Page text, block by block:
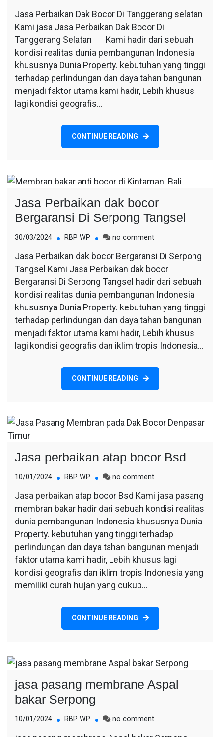
Perbaikan
Dak
Bocor
Tanggerang
selatan
Jasa Perbaikan Dak Bocor Di Tanggerang selatan
Kami jasa Jasa Perbaikan Dak Bocor Di
Tanggerang Selatan Kami hadir dari sebuah
kondisi realitas dunia pembangunan Indonesia
khususnya Dunia Property. kebutuhan yang tinggi
terhadap perlindungan dan daya tahan bangunan
menjadi faktor utama kami hadir, Lebih khusus
lagi kondisi geografis…
CONTINUE READING
Jasa Perbaikan dak bocor
Bergaransi Di Serpong Tangsel
30/03/2024 RBP WP no commenton
Perbaikan
dak
bocor
Di
Serpong
Tangsel
Jasa Perbaikan dak bocor Bergaransi Di Serpong
Tangsel Kami Jasa Perbaikan dak bocor
Bergaransi Di Serpong Tangsel hadir dari sebuah
kondisi realitas dunia pembangunan Indonesia
khususnya Dunia Property. kebutuhan yang tinggi
terhadap perlindungan dan daya tahan bangunan
menjadi faktor utama kami hadir, Lebih khusus
lagi kondisi geografis dan iklim tropis Indonesia…
CONTINUE READING
Jasa perbaikan atap bocor Bsd
10/01/2024 RBP WP no commenton
perbaikan
atap
bocor
Jasa perbaikan atap bocor Bsd Kami jasa pasang
membran bakar hadir dari sebuah kondisi realitas
dunia pembangunan Indonesia khususnya Dunia
Property. kebutuhan yang tinggi terhadap
perlindungan dan daya tahan bangunan menjadi
faktor utama kami hadir, Lebih khusus lagi
kondisi geografis dan iklim tropis Indonesia yang
memiliki curah hujan yang cukup…
CONTINUE READING
jasa pasang membrane Aspal
bakar Serpong
10/01/2024 RBP WP no commenton